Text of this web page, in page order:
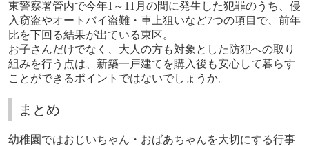
東警察署管内で今年1 ～ 11 月の間に発生した犯罪のうち、侵
入窃盗やオートバイ盗難・車上狙いなど7つの項目で、前年
比を下回る結果が出ている東区。
お子さんだけでなく、大人の方も対象とした防犯への取り
組みを行う点は、新築一戸建てを購入後も安心して暮らす
ことができるポイントではないでしょうか。
まとめ
幼稚園ではおじいちゃん・おばあちゃんを大切にする行事